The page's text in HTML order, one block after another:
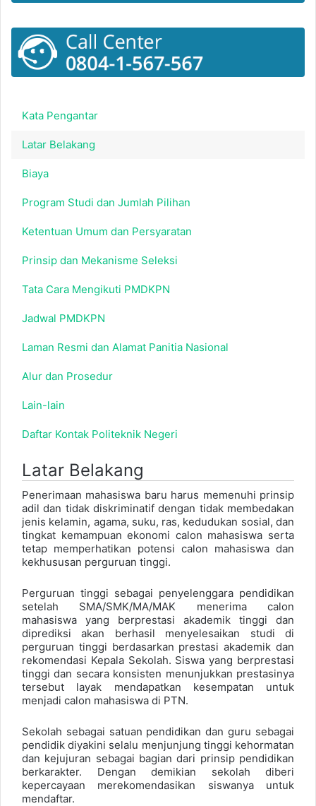
Kata Pengantar
Latar Belakang
Biaya
Program Studi dan Jumlah Pilihan
Ketentuan Umum dan Persyaratan
Prinsip dan Mekanisme Seleksi
Tata Cara Mengikuti PMDKPN
Jadwal PMDKPN
Laman Resmi dan Alamat Panitia Nasional
Alur dan Prosedur
Lain-lain
Daftar Kontak Politeknik Negeri
Latar Belakang
Penerimaan mahasiswa baru harus memenuhi prinsip
adil dan tidak diskriminatif dengan tidak membedakan
jenis kelamin, agama, suku, ras, kedudukan sosial, dan
tingkat kemampuan ekonomi calon mahasiswa serta
tetap memperhatikan potensi calon mahasiswa dan
kekhususan perguruan tinggi.
Perguruan tinggi sebagai penyelenggara pendidikan
setelah SMA/SMK/MA/MAK menerima calon
mahasiswa yang berprestasi akademik tinggi dan
diprediksi akan berhasil menyelesaikan studi di
perguruan tinggi berdasarkan prestasi akademik dan
rekomendasi Kepala Sekolah. Siswa yang berprestasi
tinggi dan secara konsisten menunjukkan prestasinya
tersebut layak mendapatkan kesempatan untuk
menjadi calon mahasiswa di PTN.
Sekolah sebagai satuan pendidikan dan guru sebagai
pendidik diyakini selalu menjunjung tinggi kehormatan
dan kejujuran sebagai bagian dari prinsip pendidikan
berkarakter. Dengan demikian sekolah diberi
kepercayaan merekomendasikan siswanya untuk
mendaftar.